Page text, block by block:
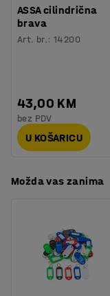
se dodaci prodaju
Potreban broj osoba
Procjena vremena
Težina: 92,01 kg
ASSA cilindrična
brava
Art. br.:14200
43,00 KM
bez PDV
U KOŠARICU
Možda vas zanima